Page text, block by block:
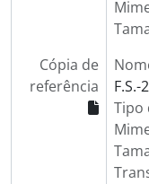
Cópia de
referência
F.S.-
Tipo